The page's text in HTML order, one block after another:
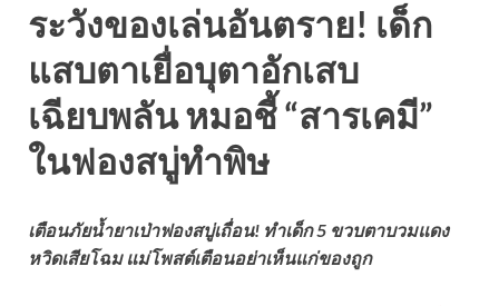
ระวังของเล่นอันตราย! เด็ก
แสบตาเยื่อบุตาอักเสบ
เฉียบพลัน หมอชี้ “สารเคมี”
ในฟองสบู่ทำพิษ
เตือนภัยน้ำยาเป่าฟองสบู่เถื่อน! ทำเด็ก 5 ขวบตาบวมแดง
หวิดเสียโฉม แม่โพสต์เตือนอย่าเห็นแก่ของถูก